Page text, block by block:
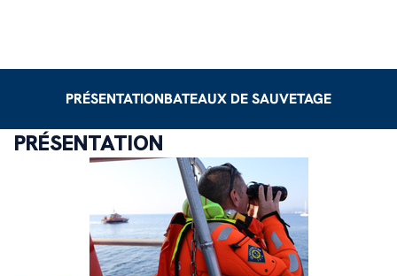
PRÉSENTATIONBATEAUX DE SAUVETAGE
PRÉSENTATION